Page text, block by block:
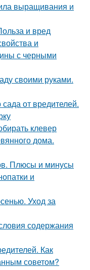
выращивания и
и вред
и
с черными
своими руками.
от вредителей.
клевер
дома.
Плюсы и минусы
и
Уход за
содержания
Как
советом?